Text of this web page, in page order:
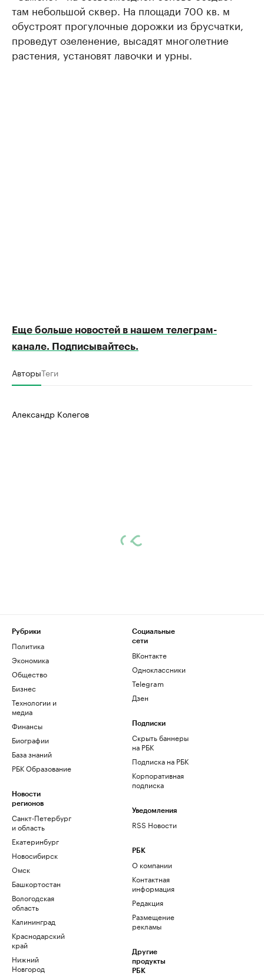
там небольшой сквер. На площади 700 кв. м
обустроят прогулочные дорожки из брусчатки,
проведут озеленение, высадят многолетние
растения, установят лавочки и урны.
Еще больше новостей в нашем телеграм-
канале. Подписывайтесь.
АвторыТеги
Александр Колегов
Рубрики
Политика
Экономика
Общество
Бизнес
Технологии и
медиа
Финансы
Биографии
База знаний
РБК Образование
Новости
регионов
Санкт-Петербург
и область
Екатеринбург
Новосибирск
Омск
Башкортостан
Вологодская
область
Калининград
Краснодарский
край
Нижний
Новгород
Социальные
сети
ВКонтакте
Одноклассники
Telegram
Дзен
Подписки
Скрыть баннеры
на РБК
Подписка на РБК
Корпоративная
подписка
Уведомления
RSS Новости
РБК
О компании
Контактная
информация
Редакция
Размещение
рекламы
Другие
продукты
РБК